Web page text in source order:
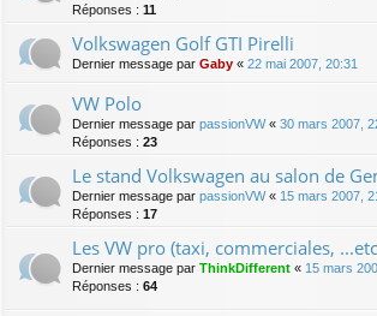
Réponses : 11
Volkswagen Golf GTI Pirelli
Dernier message par Gaby « 22 mai 2007, 20:31
VW Polo
Dernier message par passionVW« 30 mars 2007,
Réponses : 23
Le stand Volkswagen au salon de
Dernier message par passionVW« 15 mars 2007,
Réponses : 17
Les VW pro (taxi, commerciales,
Dernier message par ThinkDifferent « 15 mars
Réponses : 64